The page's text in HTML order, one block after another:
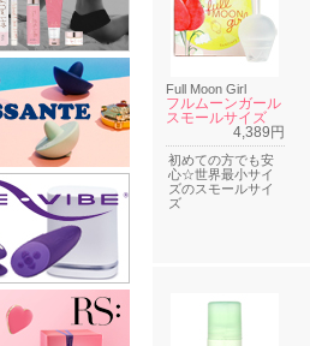
Full Moon Girl
フルムーンガール
スモールサイズ
4,389円
初めての方でも安
心☆世界最小サイ
ズのスモールサイ
ズ